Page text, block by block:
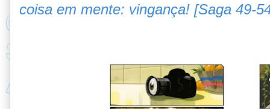
coisa em mente: vingança! [Saga 49-